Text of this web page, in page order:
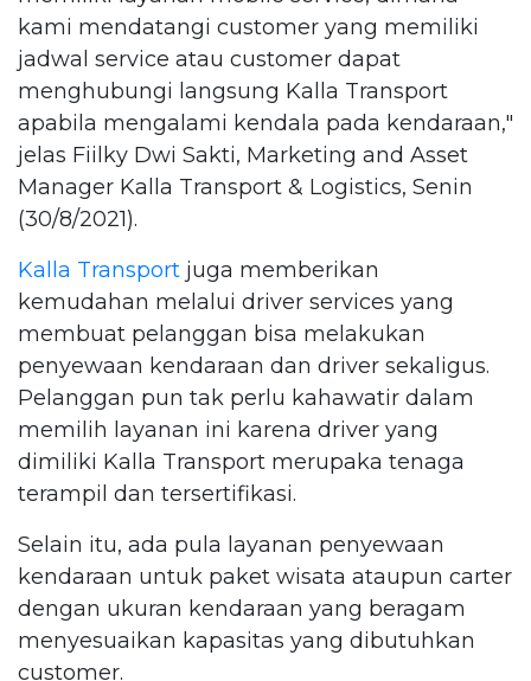
kami mendatangi customer yang memiliki
jadwal service atau customer dapat
menghubungi langsung Kalla Transport
apabila mengalami kendala pada kendaraan,"
jelas Fiilky Dwi Sakti, Marketing and Asset
Manager Kalla Transport & Logistics, Senin
(30/8/2021).
Kalla Transport juga memberikan
kemudahan melalui driver services yang
membuat pelanggan bisa melakukan
penyewaan kendaraan dan driver sekaligus.
Pelanggan pun tak perlu kahawatir dalam
memilih layanan ini karena driver yang
dimiliki Kalla Transport merupaka tenaga
terampil dan tersertifikasi.
Selain itu, ada pula layanan penyewaan
kendaraan untuk paket wisata ataupun carter
dengan ukuran kendaraan yang beragam
menyesuaikan kapasitas yang dibutuhkan
customer.